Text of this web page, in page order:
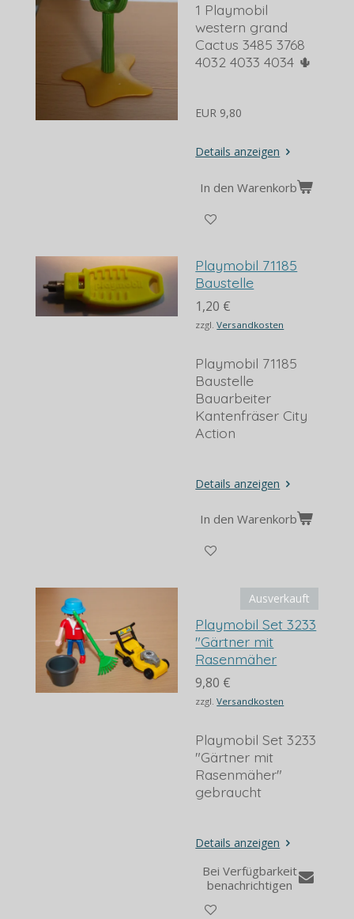
1 Playmobil
western grand
Cactus 3485 3768
4032 4033 4034 🌵
EUR 9,80
Details anzeigen
In den Warenkorb
Playmobil 71185
Baustelle
1,20 €
zzgl.Versandkosten
Playmobil 71185
Baustelle
Bauarbeiter
Kantenfräser City
Action
Details anzeigen
In den Warenkorb
Ausverkauft
Playmobil Set 3233
"Gärtner mit
Rasenmäher
9,80 €
zzgl.Versandkosten
Playmobil Set 3233
"Gärtner mit
Rasenmäher"
gebraucht
Details anzeigen
Bei Verfügbarkeit
benachrichtigen